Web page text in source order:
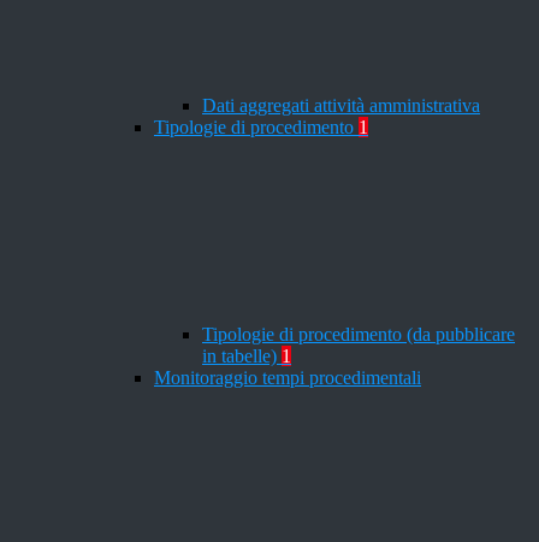
Dati aggregati attività amministrativa
Tipologie di procedimento 1
Tipologie di procedimento (da pubblicare
in tabelle) 1
Monitoraggio tempi procedimentali